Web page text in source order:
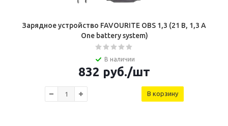
Зарядное устройство FAVOURITE OBS 1,3 (21 В, 1,3 А
One battery system)
В наличии
832 руб./шт
В корзину